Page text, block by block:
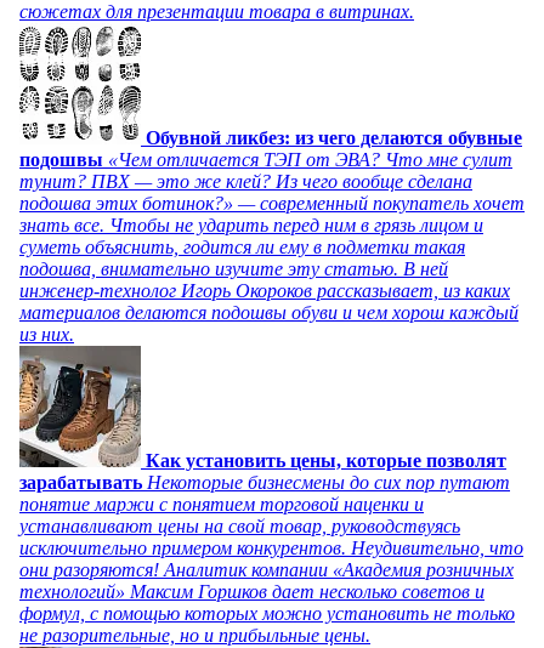
сюжетах для презентации товара в витринах.
Обувной ликбез: из чего делаются обувные
подошвы «Чем отличается ТЭП от ЭВА? Что мне сулит
тунит? ПВХ — это же клей? Из чего вообще сделана
подошва этих ботинок?» — современный покупатель хочет
знать все. Чтобы не ударить перед ним в грязь лицом и
суметь объяснить, годится ли ему в подметки такая
подошва, внимательно изучите эту статью. В ней
инженер-технолог Игорь Окороков рассказывает, из каких
материалов делаются подошвы обуви и чем хорош каждый
из них.
Как установить цены, которые позволят
зарабатывать Некоторые бизнесмены до сих пор путают
понятие маржи с понятием торговой наценки и
устанавливают цены на свой товар, руководствуясь
исключительно примером конкурентов. Неудивительно, что
они разоряются! Аналитик компании «Академия розничных
технологий» Максим Горшков дает несколько советов и
формул, с помощью которых можно установить не только
не разорительные, но и прибыльные цены.